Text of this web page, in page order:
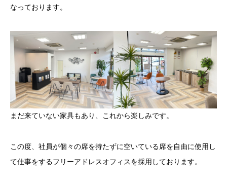
なっております。
まだ来ていない家具もあり、これから楽しみです。
この度、社員が個々の席を持たずに空いている席を自由に使用し
て仕事をするフリーアドレスオフィスを採用しております。